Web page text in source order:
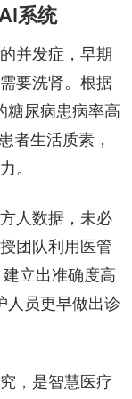
系统
并发症，早期
要洗肾。根据
糖尿病患病率高
者生活质素，
。
人数据，未必
团队利用医管
立出准确度高
人员更早做出诊
，是智慧医疗